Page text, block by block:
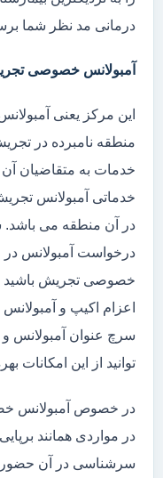
درمانی مد نظر شما
آمبولانس خصوصی
این مرکز یعنی
منطقه نامبرده در
خدمات به متقاضیان
خدماتی آمبولانس
در آن منطقه می باشد.
درخواست آمبولانس در
خصوصی تجریش باشید
اعزام اکیپ و
سرچ عنوان آمبولانس
توانید از این امکانات
در خصوص آمبولانس
در مواردی همانند
سرشناسی در آن حضور